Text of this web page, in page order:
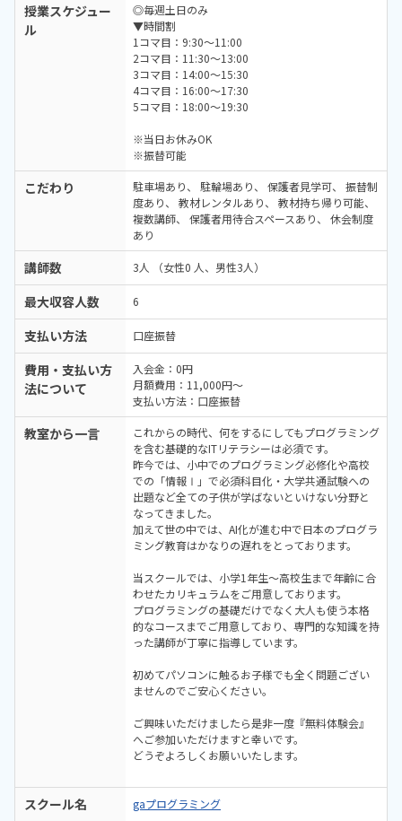
授業スケジュー
ル
◎毎週土日のみ
▼時間割
1コマ目：9:30〜11:00
2コマ目：11:30〜13:00
3コマ目：14:00〜15:30
4コマ目：16:00〜17:30
5コマ目：18:00〜19:30
※当日お休みOK
※振替可能
こだわり 駐車場あり 駐輪場あり 保護者見学可
振替制
度あり
教材レンタルあり
教材持ち帰り可能
複数講師
保護者用待合スペースあり
休会制度
あり
講師数 3人 （女性0 人、男性3人）
最大収容人数 6
支払い方法 口座振替
費用・支払い方
法について
入会金：0円
月額費用：11,000円〜
支払い方法：口座振替
教室から一言
これからの時代、何をするにしてもプログラミング
を含む基礎的なITリテラシーは必須です。
昨今では、小中でのプログラミング必修化や高校
での「情報Ⅰ」で必須科目化・大学共通試験への
出題など全ての子供が学ばないといけない分野と
なってきました。
加えて世の中では、AI化が進む中で日本のプログラ
ミング教育はかなりの遅れをとっております。
当スクールでは、小学1年生〜高校生まで年齢に合
わせたカリキュラムをご用意しております。
プログラミングの基礎だけでなく大人も使う本格
的なコースまでご用意しており、専門的な知識を持
った講師が丁寧に指導しています。
初めてパソコンに触るお子様でも全く問題ござい
ませんのでご安心ください。
ご興味いただけましたら是非一度『無料体験会』
へご参加いただけますと幸いです。
どうぞよろしくお願いいたします。
スクール名 gaプログラミング